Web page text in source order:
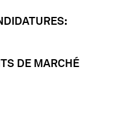
DE MARCHÉ